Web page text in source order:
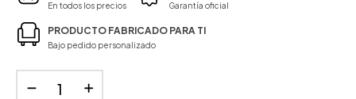
En todos los precios Garantía oficial
PRODUCTO FABRICADO PARA TI
Bajo pedido personalizado